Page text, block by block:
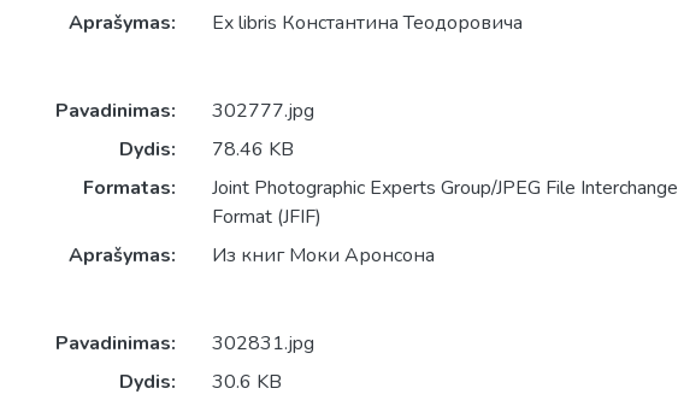
Aprašymas:
Ex libris Константина Теодоровича
Pavadinimas:
302777.jpg
Dydis:
78.46 KB
Formatas:
Joint Photographic Experts Group/JPEG File Interchange
Format (JFIF)
Aprašymas:
Из книг Моки Аронсона
Pavadinimas:
302831.jpg
Dydis:
30.6 KB